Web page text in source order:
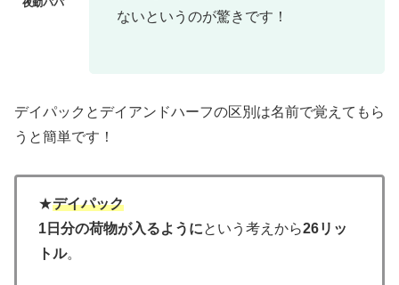
ないというのが驚きです！
デイパックとデイアンドハーフの区別は名前で覚えてもら
うと簡単です！
★デイパック
1日分の荷物が入るようにという考えから26リッ
トル。